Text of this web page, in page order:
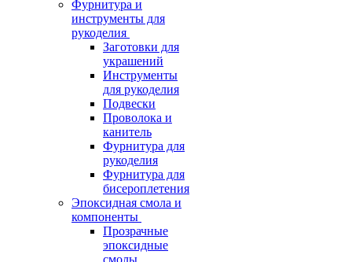
Фурнитура и
инструменты для
рукоделия
Заготовки для
украшений
Инструменты
для рукоделия
Подвески
Проволока и
канитель
Фурнитура для
рукоделия
Фурнитура для
бисероплетения
Эпоксидная смола и
компоненты
Прозрачные
эпоксидные
смолы